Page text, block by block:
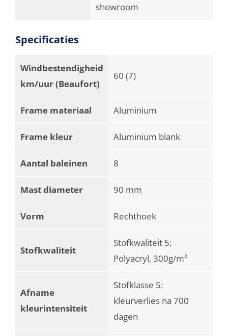
showroom
Specificaties
Windbestendigheid
km/uur (Beaufort)
60 (7)
Frame materiaal Aluminium
Frame kleur Aluminium blank
Aantal baleinen 8
Mast diameter 90 mm
Vorm Rechthoek
Stofkwaliteit
Stofkwaliteit 5:
Polyacryl, 300g/m²
Afname
kleurintensiteit
Stofklasse 5:
kleurverlies na 700
dagen